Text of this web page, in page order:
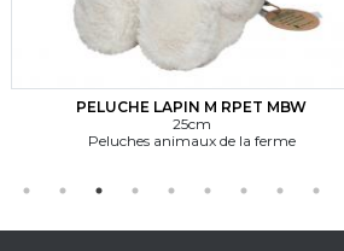
LAPIN M RPET MBW
animaux de la ferme